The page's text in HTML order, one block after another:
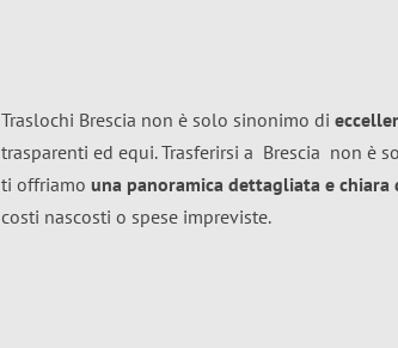
Traslochi Brescia non è solo sinonimo di
trasparenti ed equi. Trasferirsi a Brescia non è
ti offriamo una panoramica dettagliata e chiara
costi nascosti o spese impreviste.